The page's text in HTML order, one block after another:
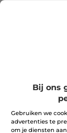
Alle
4.3
4.3
de
5
Bij ons
Gebruiken we
advertenties te
om je diensten